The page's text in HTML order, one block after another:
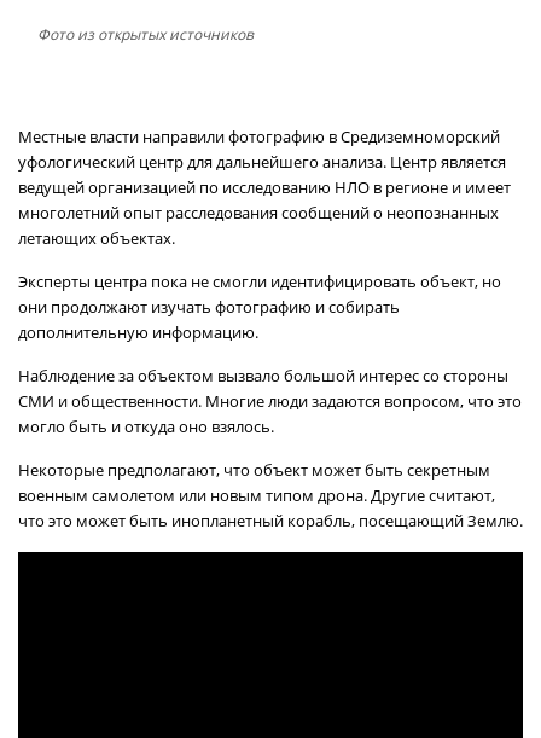
Фото из открытых источников
Местные власти направили фотографию в Средиземноморский
уфологический центр для дальнейшего анализа. Центр является
ведущей организацией по исследованию НЛО в регионе и имеет
многолетний опыт расследования сообщений о неопознанных
летающих объектах.
Эксперты центра пока не смогли идентифицировать объект, но
они продолжают изучать фотографию и собирать
дополнительную информацию.
Наблюдение за объектом вызвало большой интерес со стороны
СМИ и общественности. Многие люди задаются вопросом, что это
могло быть и откуда оно взялось.
Некоторые предполагают, что объект может быть секретным
военным самолетом или новым типом дрона. Другие считают,
что это может быть инопланетный корабль, посещающий Землю.